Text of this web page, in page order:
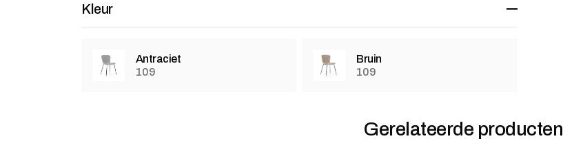
Kleur
Antraciet
109
Bruin
109
Gerelateerde producten